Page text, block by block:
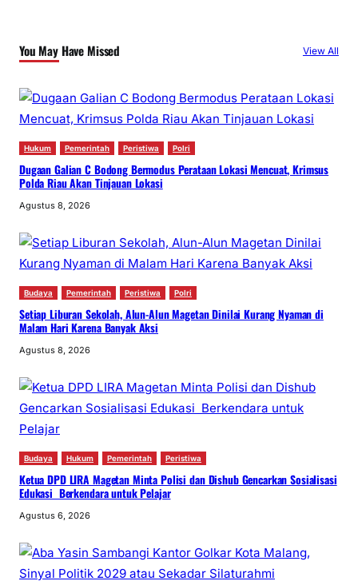
h
You May Have Missed View All
Hukum Pemerintah Peristiwa Polri
Dugaan Galian C Bodong Bermodus Perataan Lokasi Mencuat, Krimsus
Polda Riau Akan Tinjauan Lokasi
Agustus 8, 2026
Budaya Pemerintah Peristiwa Polri
Setiap Liburan Sekolah, Alun-Alun Magetan Dinilai Kurang Nyaman di
Malam Hari Karena Banyak Aksi
Agustus 8, 2026
Budaya Hukum Pemerintah Peristiwa
Ketua DPD LIRA Magetan Minta Polisi dan Dishub Gencarkan Sosialisasi
Edukasi Berkendara untuk Pelajar
Agustus 6, 2026